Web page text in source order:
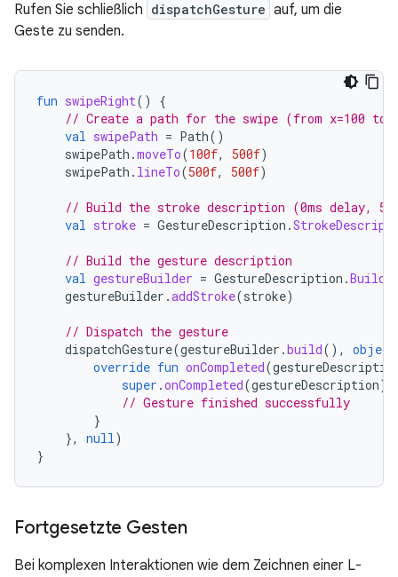
Rufen Sie schließlich dispatchGesture auf, um die
Geste zu senden.
fun swipeRight()
{
// Create a path for the swipe (from x=100 to
val swipePath = Path()
swipePath .moveTo(100f, 500f)
swipePath . lineTo(500f, 500f)
// Build the stroke description (0ms delay,
val stroke = GestureDescription .
// Build the gesture description
val gestureBuilder = GestureDescription .
gestureBuilder .addStroke(stroke)
// Dispatch the gesture
dispatchGesture(gestureBuilder .build(),
object
override fun onCompleted(
super .onCompleted(gestureDescription)
// Gesture finished successfully
}
},
null)
}
Fortgesetzte Gesten
Bei komplexen Interaktionen wie dem Zeichnen einer L-